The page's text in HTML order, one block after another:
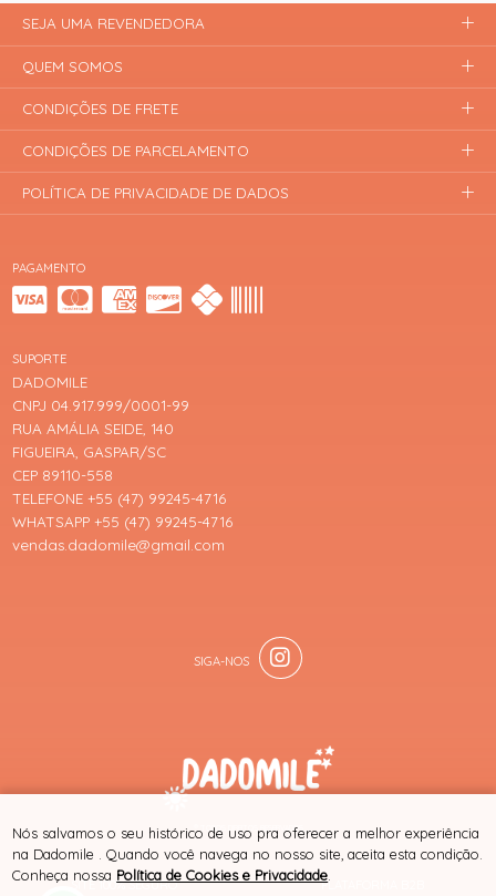
PAGAMENTO
SITE 100% SEGURO PLATAFORMA B2B
SUPORTE
DADOMILE
CNPJ 04.917.999/0001-99
RUA AMÁLIA SEIDE, 140
FIGUEIRA, GASPAR/SC
CEP 89110-558
TELEFONE +55 (47) 99245-4716
WHATSAPP +55 (47) 99245-4716
vendas.dadomile@gmail.com
SEJA UMA REVENDEDORA
QUEM SOMOS
CONDIÇÕES DE FRETE
CONDIÇÕES DE PARCELAMENTO
POLÍTICA DE PRIVACIDADE DE DADOS
® TODOS DIREITOS RESERVADOS
Nós salvamos o seu histórico de uso pra oferecer a melhor experiência
na Dadomile . Quando você navega no nosso site, aceita esta condição.
Conheça nossa Política de Cookies e Privacidade